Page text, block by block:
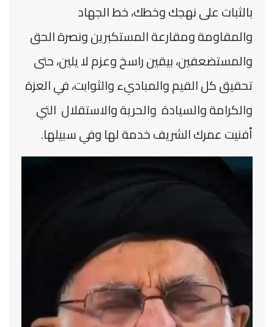
بالثبات على نهجك وخطك، خط الجهاد
والمقاومة ومقارعة المستكبرين ‏ونصرة الحق
والمستضعفين، بيقين راسخ وعزم لا يلين، حتى
تحقيق كل القيم والمباديء والثوابت، في العزة
والكرامة ‏والسيادة والحرية والاستقلال التي
أفنيت عمرك الشريف خدمة لها وفي سبيلها.‏